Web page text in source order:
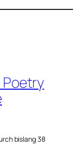
Poetry
bislang 38